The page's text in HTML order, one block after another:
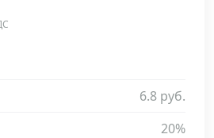
6.8 руб.
20%